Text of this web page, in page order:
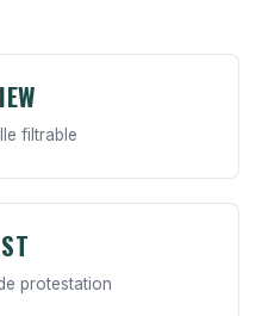
filtrable
protestation